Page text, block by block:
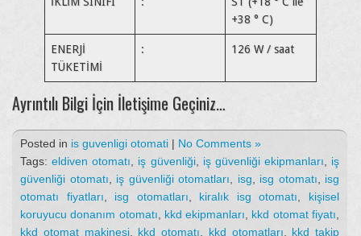
+38 ° C)
ENERJİ
TÜKETİMİ
: 126 W / saat
Ayrıntılı Bilgi İçin İletişime Geçiniz…
Posted in is guvenligi otomati | No Comments »
Tags:eldiven otomatı, iş güvenliği, iş güvenliği ekipmanları, iş
güvenliği otomatı, iş güvenliği otomatları, isg, isg otomatı, isg
otomatı fiyatları, isg otomatları, kiralık isg otomatı, kişisel
koruyucu donanım otomatı, kkd ekipmanları, kkd otomat fiyatı,
kkd otomat makinesi, kkd otomatı, kkd otomatları, kkd takip